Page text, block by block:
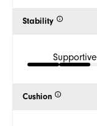
Stability
Supportive
Cushion